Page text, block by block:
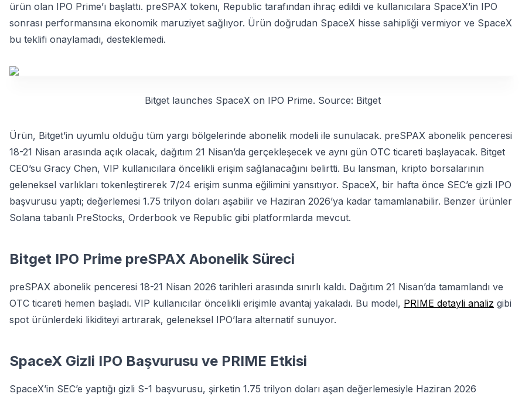
ürün olan IPO Prime’ı başlattı. preSPAX tokenı, Republic tarafından ihraç edildi ve kullanıcılara SpaceX’in IPO
sonrası performansına ekonomik maruziyet sağlıyor. Ürün doğrudan SpaceX hisse sahipliği vermiyor ve SpaceX
bu teklifi onaylamadı, desteklemedi.
Bitget launches SpaceX on IPO Prime. Source: Bitget
Ürün, Bitget’in uyumlu olduğu tüm yargı bölgelerinde abonelik modeli ile sunulacak. preSPAX abonelik penceresi
18-21 Nisan arasında açık olacak, dağıtım 21 Nisan’da gerçekleşecek ve aynı gün OTC ticareti başlayacak. Bitget
CEO’su Gracy Chen, VIP kullanıcılara öncelikli erişim sağlanacağını belirtti. Bu lansman, kripto borsalarının
geleneksel varlıkları tokenleştirerek 7/24 erişim sunma eğilimini yansıtıyor. SpaceX, bir hafta önce SEC’e gizli IPO
başvurusu yaptı; değerlemesi 1.75 trilyon doları aşabilir ve Haziran 2026’ya kadar tamamlanabilir. Benzer ürünler
Solana tabanlı PreStocks, Orderbook ve Republic gibi platformlarda mevcut.
Bitget IPO Prime preSPAX Abonelik Süreci
preSPAX abonelik penceresi 18-21 Nisan 2026 tarihleri arasında sınırlı kaldı. Dağıtım 21 Nisan’da tamamlandı ve
OTC ticareti hemen başladı. VIP kullanıcılar öncelikli erişimle avantaj yakaladı. Bu model, PRIME detayli analiz gibi
spot ürünlerdeki likiditeyi artırarak, geleneksel IPO’lara alternatif sunuyor.
SpaceX Gizli IPO Başvurusu ve PRIME Etkisi
SpaceX’in SEC’e yaptığı gizli S-1 başvurusu, şirketin 1.75 trilyon doları aşan değerlemesiyle Haziran 2026